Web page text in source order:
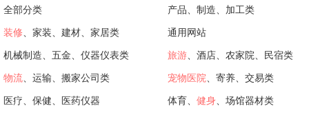
全部分类 产品、制造、加工类
装修 、家装、建材、家居类 通用网站
机械制造、五金、仪器仪表类 旅游 、酒店、农家院、民宿类
物流 、运输、搬家公司类 宠物医院 、寄养、交易类
医疗、保健、医药仪器 体育、 健身 、场馆器材类